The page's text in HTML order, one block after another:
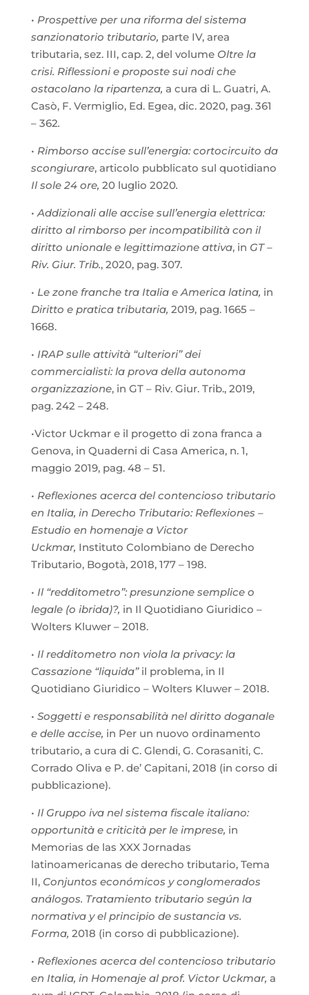
• Prospettive per una riforma del sistema
sanzionatorio tributario, parte IV, area
tributaria, sez. III, cap. 2, del volume Oltre la
crisi. Riflessioni e proposte sui nodi che
ostacolano la ripartenza, a cura di L. Guatri, A.
Casò, F. Vermiglio, Ed. Egea, dic. 2020, pag. 361
– 362.
• Rimborso accise sull’energia: cortocircuito da
scongiurare, articolo pubblicato sul quotidiano
Il sole 24 ore, 20 luglio 2020.
• Addizionali alle accise sull’energia elettrica:
diritto al rimborso per incompatibilità con il
diritto unionale e legittimazione attiva, in GT –
Riv. Giur. Trib., 2020, pag. 307.
• Le zone franche tra Italia e America latina, in
Diritto e pratica tributaria, 2019, pag. 1665 –
1668.
• IRAP sulle attività “ulteriori” dei
commercialisti: la prova della autonoma
organizzazione, in GT – Riv. Giur. Trib., 2019,
pag. 242 – 248.
•Victor Uckmar e il progetto di zona franca a
Genova, in Quaderni di Casa America, n. 1,
maggio 2019, pag. 48 – 51.
• Reflexiones acerca del contencioso tributario
en Italia, in Derecho Tributario: Reflexiones –
Estudio en homenaje a Victor
Uckmar, Instituto Colombiano de Derecho
Tributario, Bogotà, 2018, 177 – 198.
• Il “redditometro”: presunzione semplice o
legale (o ibrida)?, in Il Quotidiano Giuridico –
Wolters Kluwer – 2018.
• Il redditometro non viola la privacy: la
Cassazione “liquida”il problema, in Il
Quotidiano Giuridico – Wolters Kluwer – 2018.
• Soggetti e responsabilità nel diritto doganale
e delle accise, in Per un nuovo ordinamento
tributario, a cura di C. Glendi, G. Corasaniti, C.
Corrado Oliva e P. de’ Capitani, 2018 (in corso di
pubblicazione).
• Il Gruppo iva nel sistema fiscale italiano:
opportunità e criticità per le imprese, in
Memorias de las XXX Jornadas
latinoamericanas de derecho tributario, Tema
II,Conjuntos económicos y conglomerados
análogos. Tratamiento tributario según la
normativa y el principio de sustancia vs.
Forma, 2018 (in corso di pubblicazione).
• Reflexiones acerca del contencioso tributario
en Italia, in Homenaje al prof. Victor Uckmar, a